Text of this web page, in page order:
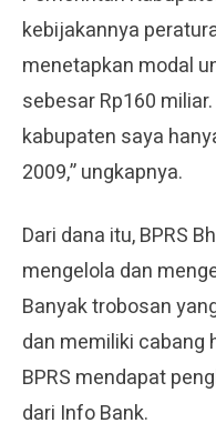
kebijakannya
menetapkan modal
sebesar Rp160
kabupaten saya
2009,” ungkapnya.
Dari dana itu, BPRS
mengelola dan
Banyak trobosan
dan memiliki cabang
BPRS mendapat
dari Info Bank.